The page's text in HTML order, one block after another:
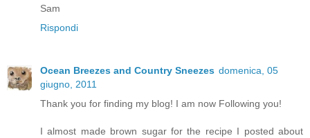
Sam
Rispondi
Ocean Breezes and Country Sneezes domenica, 05
giugno, 2011
Thank you for finding my blog! I am now Following you!
I almost made brown sugar for the recipe I posted about